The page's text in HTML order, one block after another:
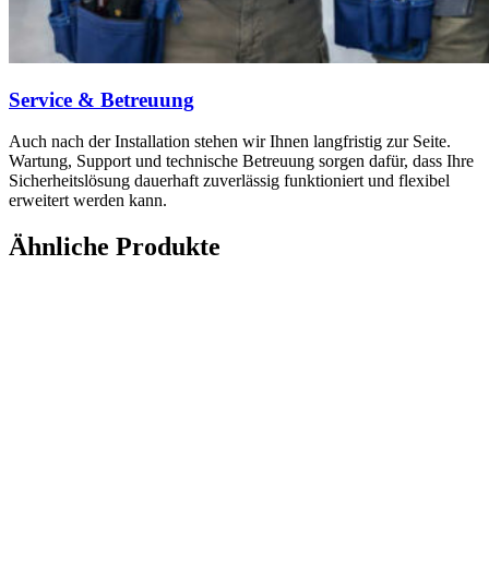
Service & Betreuung
Auch nach der Installation stehen wir Ihnen langfristig zur Seite.
Wartung, Support und technische Betreuung sorgen dafür, dass Ihre
Sicherheitslösung dauerhaft zuverlässig funktioniert und flexibel
erweitert werden kann.
Ähnliche Produkte